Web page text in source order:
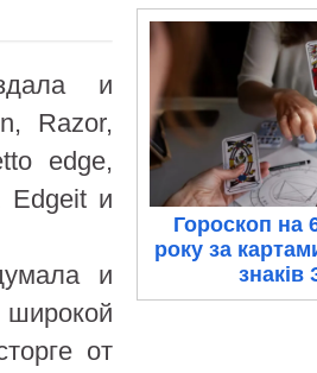
и
Razor,
edge,
Edgeit и
и
от
Гороскоп на
року за
знаків